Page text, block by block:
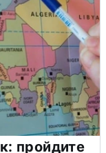
пройдите